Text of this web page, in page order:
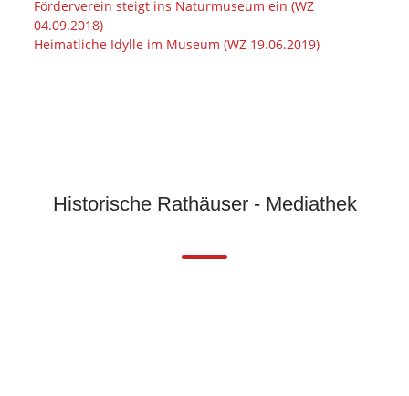
Förderverein steigt ins Naturmuseum ein (WZ
04.09.2018)
Heimatliche Idylle im Museum (WZ 19.06.2019)
Historische Rathäuser - Mediathek